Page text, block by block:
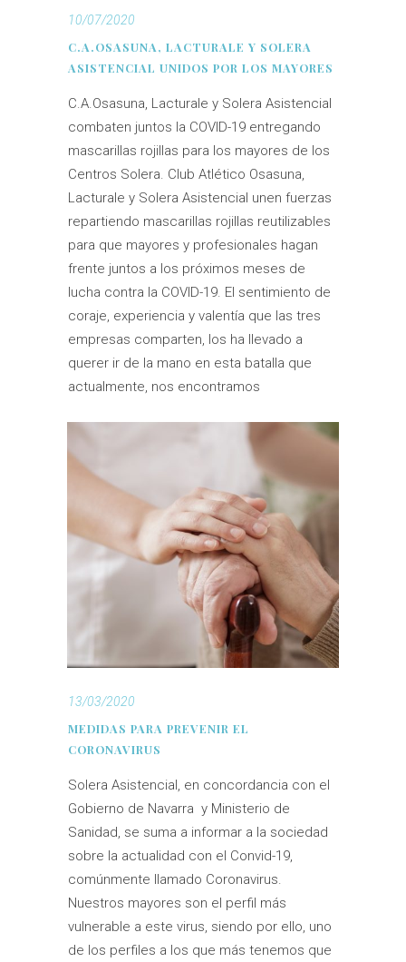
10/07/2020
C.A.OSASUNA, LACTURALE Y SOLERA
ASISTENCIAL UNIDOS POR LOS MAYORES
C.A.Osasuna, Lacturale y Solera Asistencial
combaten juntos la COVID-19 entregando
mascarillas rojillas para los mayores de los
Centros Solera. Club Atlético Osasuna,
Lacturale y Solera Asistencial unen fuerzas
repartiendo mascarillas rojillas reutilizables
para que mayores y profesionales hagan
frente juntos a los próximos meses de
lucha contra la COVID-19. El sentimiento de
coraje, experiencia y valentía que las tres
empresas comparten, los ha llevado a
querer ir de la mano en esta batalla que
actualmente, nos encontramos
13/03/2020
MEDIDAS PARA PREVENIR EL
CORONAVIRUS
Solera Asistencial, en concordancia con el
Gobierno de Navarra y Ministerio de
Sanidad, se suma a informar a la sociedad
sobre la actualidad con el Convid-19,
comúnmente llamado Coronavirus.
Nuestros mayores son el perfil más
vulnerable a este virus, siendo por ello, uno
de los perfiles a los que más tenemos que